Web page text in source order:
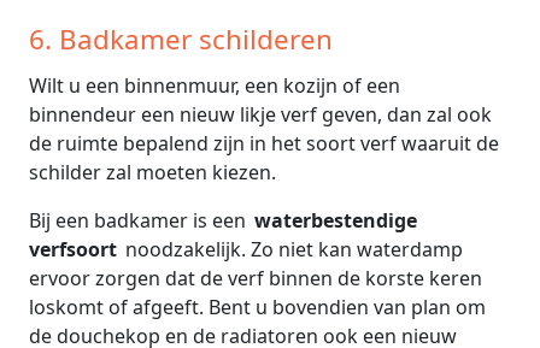
6. Badkamer schilderen
Wilt u een binnenmuur, een kozijn of een
binnendeur een nieuw likje verf geven, dan zal ook
de ruimte bepalend zijn in het soort verf waaruit de
schilder zal moeten kiezen.
Bij een badkamer is een waterbestendige
verfsoort noodzakelijk. Zo niet kan waterdamp
ervoor zorgen dat de verf binnen de korste keren
loskomt of afgeeft. Bent u bovendien van plan om
de douchekop en de radiatoren ook een nieuw